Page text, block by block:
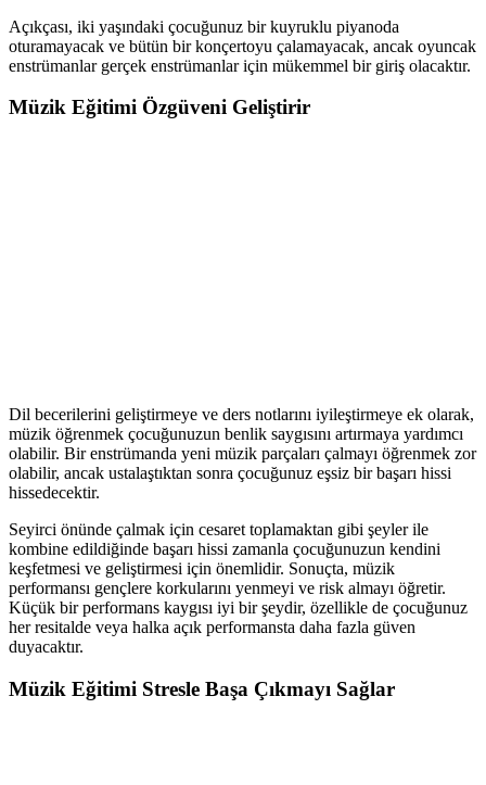
Açıkçası, iki yaşındaki çocuğunuz bir kuyruklu piyanoda
oturamayacak ve bütün bir konçertoyu çalamayacak, ancak oyuncak
enstrümanlar gerçek enstrümanlar için mükemmel bir giriş olacaktır.
Müzik Eğitimi Özgüveni Geliştirir
Dil becerilerini geliştirmeye ve ders notlarını iyileştirmeye ek olarak,
müzik öğrenmek çocuğunuzun benlik saygısını artırmaya yardımcı
olabilir. Bir enstrümanda yeni müzik parçaları çalmayı öğrenmek zor
olabilir, ancak ustalaştıktan sonra çocuğunuz eşsiz bir başarı hissi
hissedecektir.
Seyirci önünde çalmak için cesaret toplamaktan gibi şeyler ile
kombine edildiğinde başarı hissi zamanla çocuğunuzun kendini
keşfetmesi ve geliştirmesi için önemlidir. Sonuçta, müzik
performansı gençlere korkularını yenmeyi ve risk almayı öğretir.
Küçük bir performans kaygısı iyi bir şeydir, özellikle de çocuğunuz
her resitalde veya halka açık performansta daha fazla güven
duyacaktır.
Müzik Eğitimi Stresle Başa Çıkmayı Sağlar